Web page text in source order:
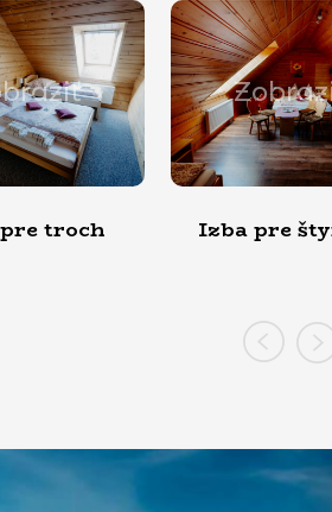
Zobraziť
Izba pre štyroch